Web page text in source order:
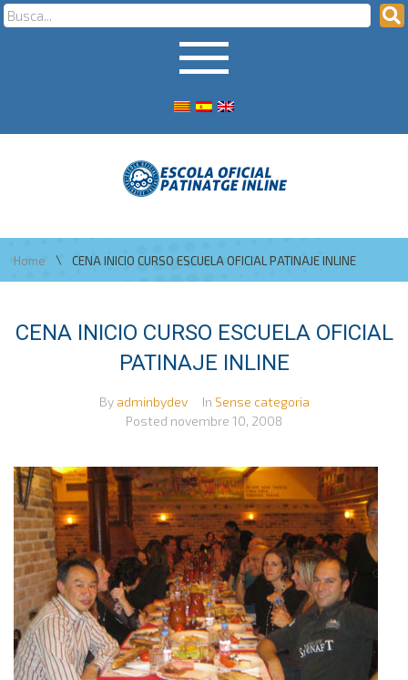
Home \ CENA INICIO CURSO ESCUELA OFICIAL PATINAJE INLINE
CENA INICIO CURSO ESCUELA OFICIAL
PATINAJE INLINE
By adminbydev In Sense categoria
Posted novembre 10, 2008